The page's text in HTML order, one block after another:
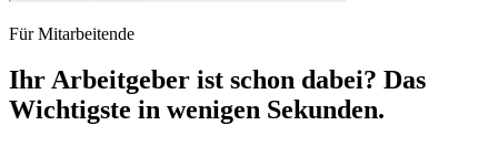
Für Mitarbeitende
Ihr Arbeitgeber ist schon dabei? Das
Wichtigste in wenigen Sekunden.